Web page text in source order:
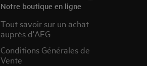
Notre boutique en ligne
Tout savoir sur un achat
auprès d'AEG
Conditions Générales de
Vente